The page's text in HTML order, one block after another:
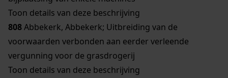
Toon details van deze beschrijving
808Abbekerk, Abbekerk; Uitbreiding van de
voorwaarden verbonden aan eerder verleende
vergunning voor de grasdrogerij
Toon details van deze beschrijving